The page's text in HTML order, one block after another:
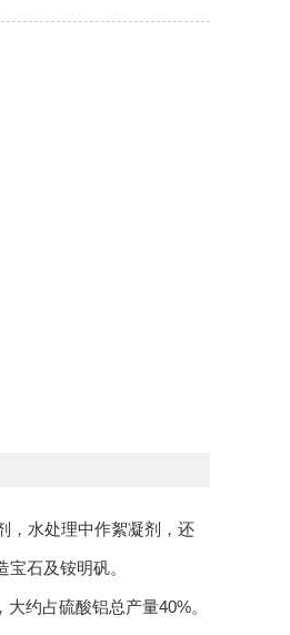
，水处理中作絮凝剂，还
石及铵明矾。
约占硫酸铝总产量40%。